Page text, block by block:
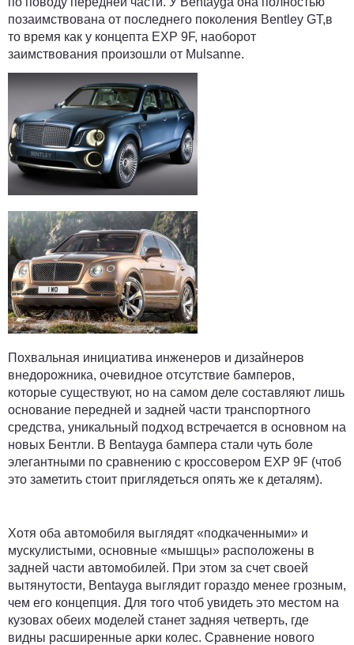
позаимствована от последнего поколения Bentley GT,в
то время как у концепта EXP 9F, наоборот
заимствования произошли от Mulsanne.
Похвальная инициатива инженеров и дизайнеров
внедорожника, очевидное отсутствие бамперов,
которые существуют, но на самом деле составляют лишь
основание передней и задней части транспортного
средства, уникальный подход встречается в основном на
новых Бентли. В Bentayga бампера стали чуть боле
элегантными по сравнению с кроссовером EXP 9F (чтоб
это заметить стоит приглядеться опять же к деталям).
Хотя оба автомобиля выглядят «подкаченными» и
мускулистыми, основные «мышцы» расположены в
задней части автомобилей. При этом за счет своей
вытянутости, Bentayga выглядит гораздо менее грозным,
чем его концепция. Для того чтоб увидеть это местом на
кузовах обеих моделей станет задняя четверть, где
видны расширенные арки колес. Сравнение нового